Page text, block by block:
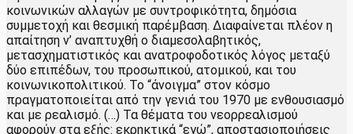
κοινωνικών αλλαγών με συντροφικότητα, δημόσια
συμμετοχή και θεσμική παρέμβαση. Διαφαίνεται πλέον η
απαίτηση ν’ αναπτυχθή ο διαμεσολαβητικός,
μετασχηματιστικός και ανατροφοδοτικός λόγος μεταξύ
δύο επιπέδων, του προσωπικού, ατομικού, και του
κοινωνικοπολιτικού. Το “άνοιγμα” στον κόσμο
πραγματοποιείται από την γενιά του 1970 με ενθουσιασμό
και με ρεαλισμό. (…) Τα θέματα του νεορρεαλισμού
αφορούν στα εξής: εκρηκτικά “εγώ”, αποστασιοποιήσεις